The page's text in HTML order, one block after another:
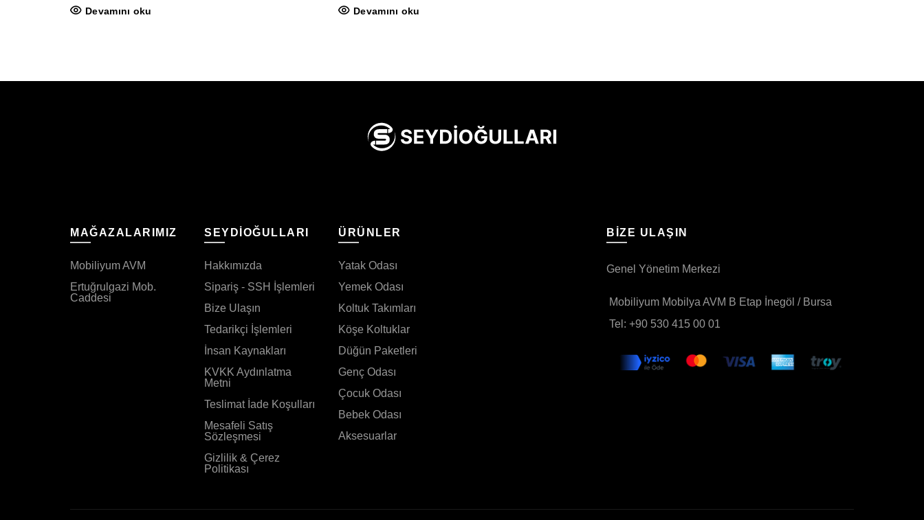
Devamını oku Devamını oku
MAĞAZALARIMIZ
Mobiliyum AVM
Ertuğrulgazi Mob.
Caddesi
SEYDİOĞULLARI
Hakkımızda
Sipariş - SSH İşlemleri
Bize Ulaşın
Tedarikçi İşlemleri
İnsan Kaynakları
KVKK Aydınlatma
Metni
Teslimat İade Koşulları
Mesafeli Satış
Sözleşmesi
Gizlilik & Çerez
Politikası
ÜRÜNLER
Yatak Odası
Yemek Odası
Koltuk Takımları
Köşe Koltuklar
Düğün Paketleri
Genç Odası
Çocuk Odası
Bebek Odası
Aksesuarlar
BIZE ULAŞIN
Genel Yönetim Merkezi
Mobiliyum Mobilya AVM B Etap İnegöl / Bursa
Tel: +90 530 415 00 01